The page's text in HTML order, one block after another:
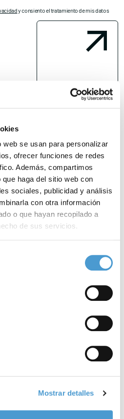
se usan para personalizar
ofrecer funciones de redes
Además, compartimos
haga del sitio web con
sociales, publicidad y análisis
con otra información
o que hayan recopilado a
de sus servicios.
Mostrar detalles
y consiento el tratamiento de mis datos
Enviar mi consulta
915 159 350
54 7ª Planta 28006 Madrid